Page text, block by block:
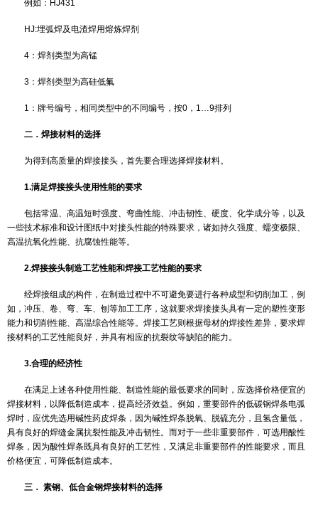
并以短划－与前面数字分开。
2. 焊剂
对焊剂的基本要求：
（1） 具有良好的冶金性能
（2） 具有良好的焊接工艺性能
（5） 焊剂应具有较低的S、P含量，S≤0.06％；≤0.08％
熔渣的导电率应在合适的范围内；熔渣的粘度应适宜；控制焊剂
度。 另外，焊剂还应具有良好的脱渣性、抗裂性和抗气孔能力。
焊剂的分类：
焊剂常分为熔炼型焊剂和非熔炼型焊剂（粘结焊剂、烧结焊剂）